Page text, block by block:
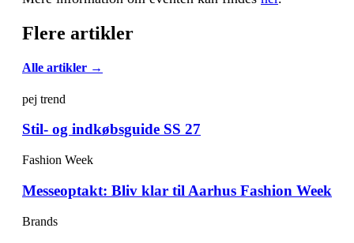
Flere artikler
Alle artikler →
pej trend
Stil- og indkøbsguide SS 27
Fashion Week
Messeoptakt: Bliv klar til Aarhus Fashion Week
Brands